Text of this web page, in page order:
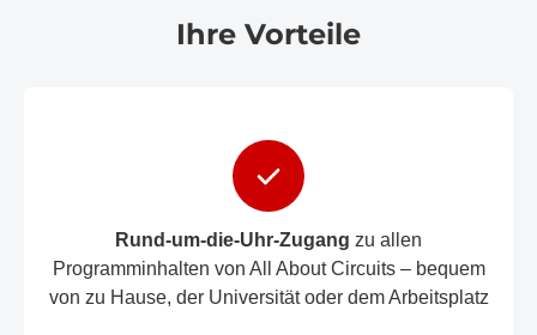
Ihre Vorteile
Rund-um-die-Uhr-Zugang zu allen
Programminhalten von All About Circuits – bequem
von zu Hause, der Universität oder dem Arbeitsplatz